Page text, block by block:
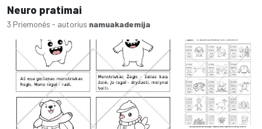
Neuro pratimai
3 Priemonės - autorius namuakademija